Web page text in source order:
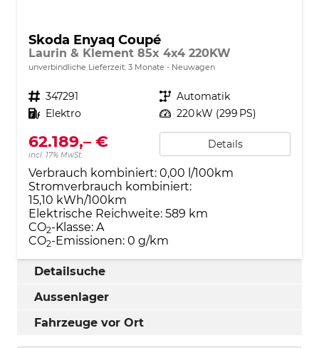
Skoda Enyaq Coupé
Laurin & Klement 85x 4x4 220KW
unverbindliche Lieferzeit: 3 Monate Neuwagen
Fahrzeugnr. 347291 Getriebe Automatik
Kraftstoff Elektro Leistung 220 kW (299 PS)
62.189,– €
incl. 17% MwSt.
Details
Verbrauch kombiniert: 0,00 l/100km
Stromverbrauch kombiniert:
15,10 kWh/100km
Elektrische Reichweite: 589 km
CO2-Klasse: A
CO2-Emissionen: 0 g/km
Detailsuche
Aussenlager
Fahrzeuge vor Ort